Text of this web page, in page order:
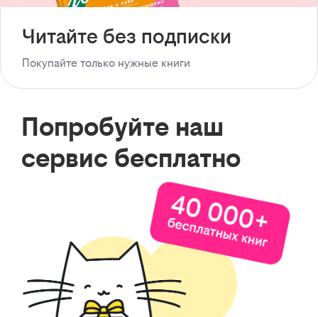
Читайте без подписки
Покупайте только нужные книги
Попробуйте наш
сервис бесплатно